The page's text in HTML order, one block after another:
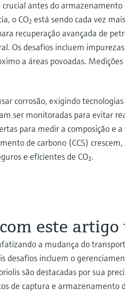
crucial antes do
o CO₂ está sendo cada vez
recuperação avançada de
Os desafios incluem
a áreas povoadas.
corrosão, exigindo
ser monitoradas para evitar
para medir a composição
de carbono (CCS)
e eficientes de CO₂.
este artigo
a mudança do
desafios incluem o
são destacadas por sua
de captura e armazenamento